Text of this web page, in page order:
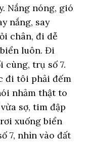
Nắng nóng, gió
nắng, say
chân, đi dễ
luôn. Đi
cùng, trụ số 7.
đi tôi phải đếm
nhảm thật to
sợ, tim đập
xuống biển
7, nhìn vào đất